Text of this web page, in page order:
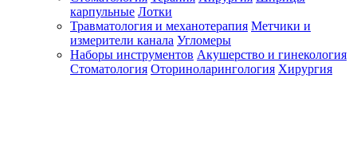
карпульные Лотки
Травматология и механотерапия Метчики и
измерители канала Угломеры
Наборы инструментов Акушерство и гинекология
Стоматология Оториноларингология Хирургия